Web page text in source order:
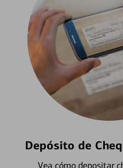
Depósito de
Vea cómo depositar